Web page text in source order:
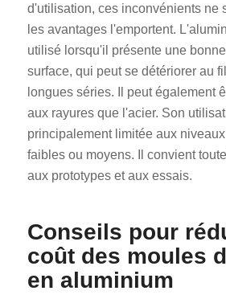
d'utilisation, ces inconvénients ne
les avantages l'emportent.
utilisé lorsqu'il présente une
surface, qui peut se détériorer au
longues séries. Il peut également
aux rayures que l'acier. Son
principalement limitée aux
faibles ou moyens. Il convient
aux prototypes et aux essais.
Conseils pour
coût des moules
en aluminium